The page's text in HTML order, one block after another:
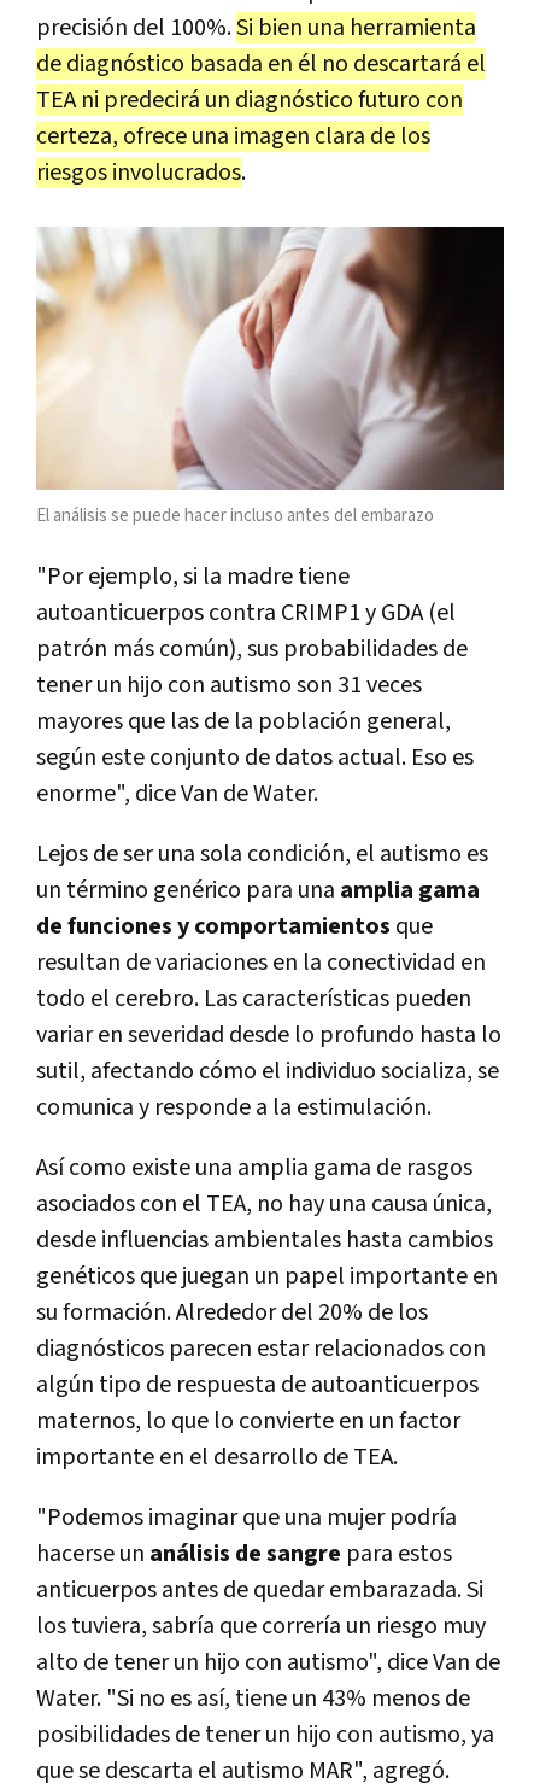
precisión del 100%.Si bien una herramienta
de diagnóstico basada en él no descartará el
TEA ni predecirá un diagnóstico futuro con
certeza, ofrece una imagen clara de los
riesgos involucrados.
El análisis se puede hacer incluso antes del embarazo
"Por ejemplo, si la madre tiene
autoanticuerpos contra CRIMP1 y GDA (el
patrón más común), sus probabilidades de
tener un hijo con autismo son 31 veces
mayores que las de la población general,
según este conjunto de datos actual. Eso es
enorme", dice Van de Water.
Lejos de ser una sola condición, el autismo es
un término genérico para una amplia gama
de funciones y comportamientos que
resultan de variaciones en la conectividad en
todo el cerebro. Las características pueden
variar en severidad desde lo profundo hasta lo
sutil, afectando cómo el individuo socializa, se
comunica y responde a la estimulación.
Así como existe una amplia gama de rasgos
asociados con el TEA, no hay una causa única,
desde influencias ambientales hasta cambios
genéticos que juegan un papel importante en
su formación. Alrededor del 20% de los
diagnósticos parecen estar relacionados con
algún tipo de respuesta de autoanticuerpos
maternos, lo que lo convierte en un factor
importante en el desarrollo de TEA.
"Podemos imaginar que una mujer podría
hacerse un análisis de sangre para estos
anticuerpos antes de quedar embarazada. Si
los tuviera, sabría que correría un riesgo muy
alto de tener un hijo con autismo", dice Van de
Water. "Si no es así, tiene un 43% menos de
posibilidades de tener un hijo con autismo, ya
que se descarta el autismo MAR", agregó.